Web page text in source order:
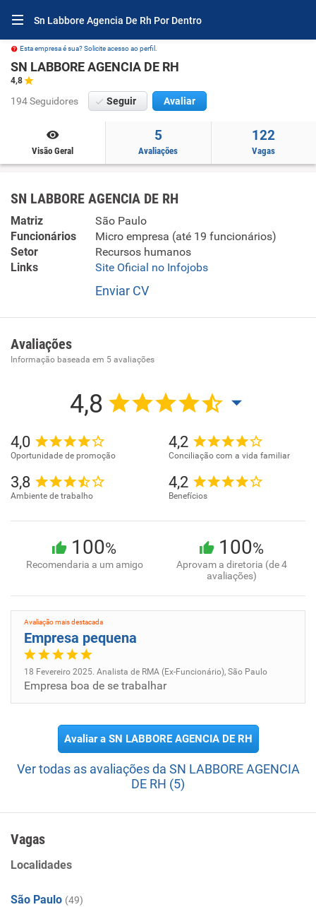
Sn Labbore Agencia De Rh Por Dentro
Esta empresa é sua? Solicite acesso ao perfil.
SN LABBORE AGENCIA DE RH
4,8
194 Seguidores Seguir Avaliar
Visão Geral
5
Avaliações
122
Vagas
SN LABBORE AGENCIA DE RH
Matriz
São Paulo
Funcionários
Micro empresa (até 19 funcionários)
Setor
Recursos humanos
Links
Site Oficial no Infojobs
Enviar CV
- Locação de mão-de-obra temporária .
Avaliações
Informação baseada em 5 avaliações
4,8
4,0
Oportunidade de promoção
4,2
Conciliação com a vida familiar
3,8
Ambiente de trabalho
4,2
Benefícios
100%
Recomendaria a um amigo
100%
Aprovam a diretoria (de 4
avaliações)
Avaliação mais destacada
Empresa pequena
18 Fevereiro 2025. Analista de RMA (Ex-Funcionário), São Paulo
Empresa boa de se trabalhar
Avaliar a SN LABBORE AGENCIA DE RH
Ver todas as avaliações da SN LABBORE AGENCIA
DE RH (5)
Vagas
Localidades
São Paulo (49)